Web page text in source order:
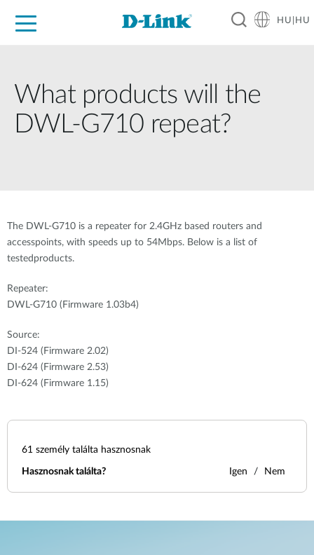
HU|HU
What products will the
DWL-G710 repeat?
The DWL-G710 is a repeater for 2.4GHz based routers and
accesspoints, with speeds up to 54Mbps. Below is a list of
testedproducts.
Repeater:
DWL-G710 (Firmware 1.03b4)
Source:
DI-524 (Firmware 2.02)
DI-624 (Firmware 2.53)
DI-624 (Firmware 1.15)
61 személy találta hasznosnak
Hasznosnak találta? Igen Nem